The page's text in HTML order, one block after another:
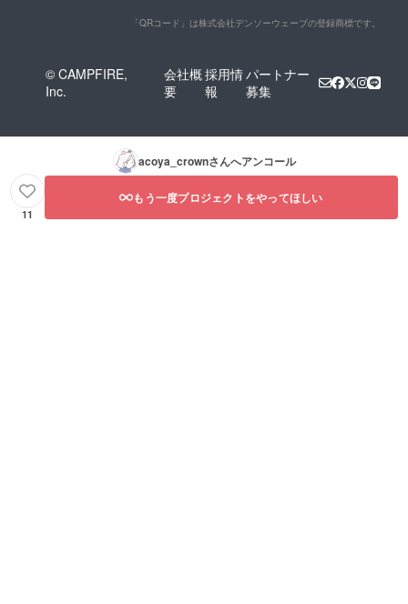
「QRコード」は株式会社デンソーウェーブの登録商標です。
© CAMPFIRE,
Inc.
会社概
要
採用情
報
パートナー
募集
acoya_crownさんへアンコール
11
もう一度プロジェクトをやってほしい